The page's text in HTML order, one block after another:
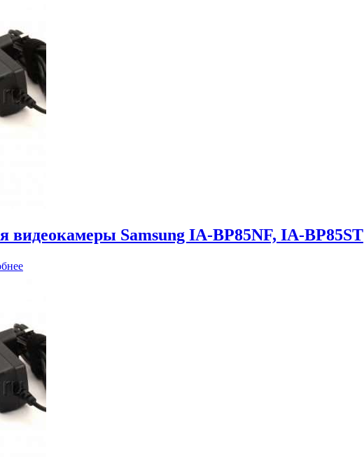
видеокамеры Samsung IA-BP85NF, IA-BP85ST